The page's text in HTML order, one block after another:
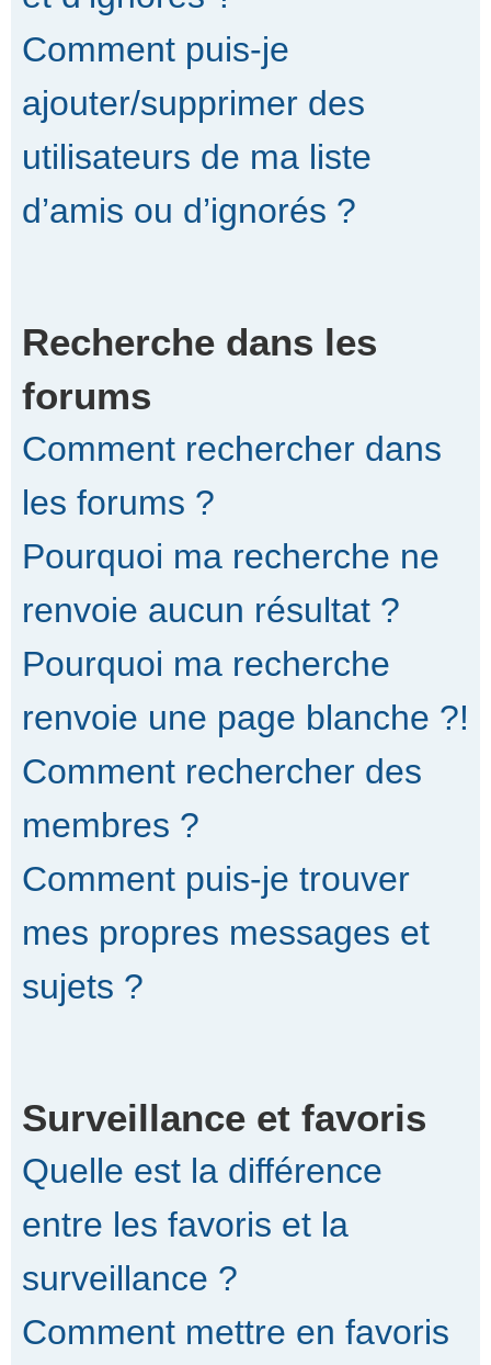
Comment puis-je
ajouter/supprimer des
utilisateurs de ma liste
d’amis ou d’ignorés ?
Recherche dans les
forums
Comment rechercher dans
les forums ?
Pourquoi ma recherche ne
renvoie aucun résultat ?
Pourquoi ma recherche
renvoie une page blanche ?!
Comment rechercher des
membres ?
Comment puis-je trouver
mes propres messages et
sujets ?
Surveillance et favoris
Quelle est la différence
entre les favoris et la
surveillance ?
Comment mettre en favoris